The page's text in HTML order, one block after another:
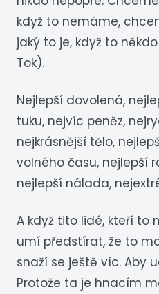
když to nemáme,
jaký to je, když to
Tok).
Nejlepší dovolená,
tuku, nejvíc peněz,
nejkrásnější tělo,
volného času, nejlepší
nejlepší nálada,
A když tito lidé, kteří to
umí předstírat, že to
snaží se ještě víc. Aby
Protože ta je hnacím